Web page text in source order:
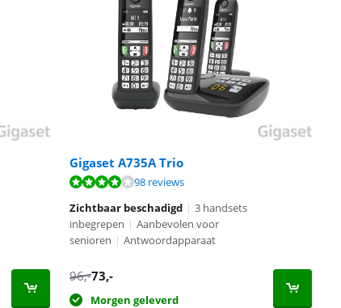
Gigaset A735A Trio
98 reviews
Zichtbaar beschadigd | 3 handsets
inbegrepen | Aanbevolen voor
senioren | Antwoordapparaat
96,-73,-
Morgen geleverd